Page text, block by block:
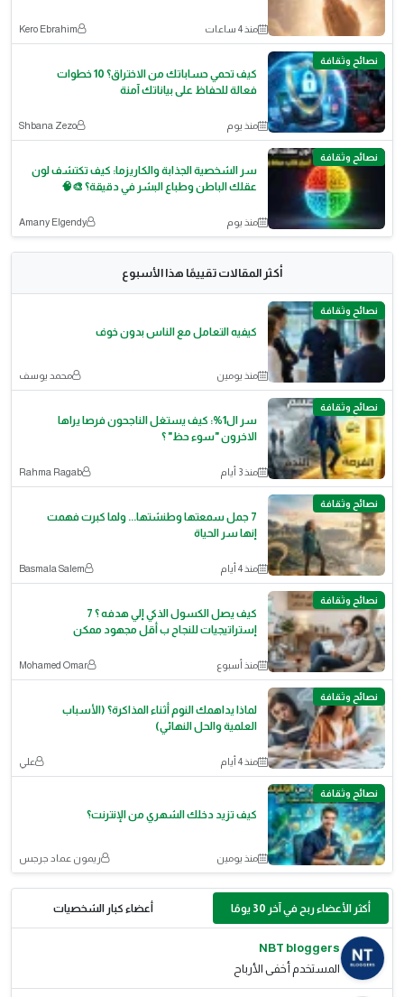
منذ 4 ساعات Kero Ebrahim
نصائح وثقافة
كيف تحمي حساباتك من الاختراق؟ 10 خطوات
فعالة للحفاظ على بياناتك آمنة
منذ يوم Shbana Zezo
نصائح وثقافة
سر الشخصية الجذابة والكاريزما: كيف تكتشف لون
عقلك الباطن وطباع البشر في دقيقة؟ 🎨🧠
منذ يوم Amany Elgendy
أكثر المقالات تقييمًا هذا الأسبوع
نصائح وثقافة
كيفيه التعامل مع الناس بدون خوف
منذ يومين محمد يوسف
نصائح وثقافة
سر ال1%: كيف يستغل الناجحون فرصا يراها
الاخرون "سوء حظ" ؟
منذ 3 أيام Rahma Ragab
نصائح وثقافة
7 جمل سمعتها وطنشتها... ولما كبرت فهمت
إنها سر الحياة
منذ 4 أيام Basmala Salem
نصائح وثقافة
كيف يصل الكسول الذكي إلي هدفه ؟ 7
إستراتيجيات للنجاح ب أقل مجهود ممكن
منذ أسبوع ‪Mohamed Omar‬‏
نصائح وثقافة
لماذا يداهمك النوم أثناء المذاكرة؟ (الأسباب
العلمية والحل النهائي)
منذ 4 أيام علي
نصائح وثقافة
كيف تزيد دخلك الشهري من الإنترنت؟
منذ يومين ريمون عماد جرجس
أكثر الأعضاء ربح في آخر 30 يومًا أعضاء كبار الشخصيات
NBT bloggers
المستخدم أخفى الأرباح